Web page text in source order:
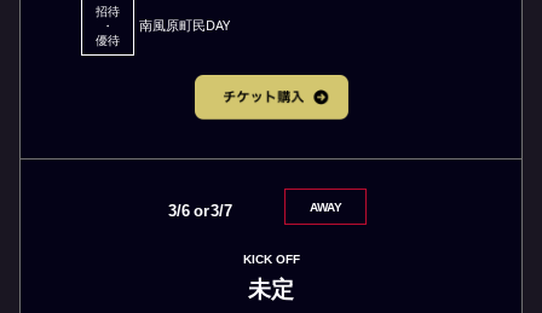
招待
・
優待
南風原町民DAY
3/6 or3/7 AWAY
KICK OFF
未定